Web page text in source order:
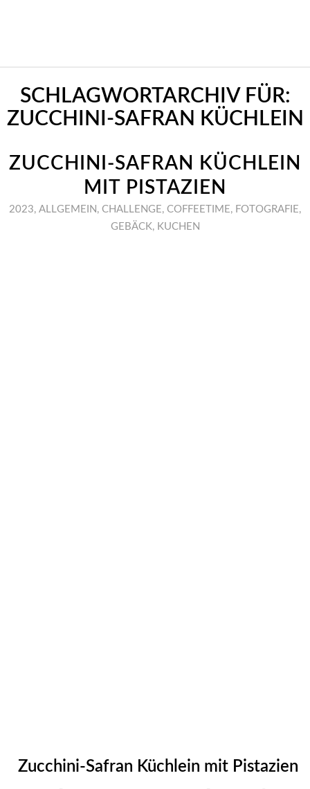
SCHLAGWORTARCHIV FÜR:
ZUCCHINI-SAFRAN KÜCHLEIN
ZUCCHINI-SAFRAN KÜCHLEIN
MIT PISTAZIEN
2023, ALLGEMEIN , CHALLENGE, COFFEETIME, FOTOGRAFIE,
GEBÄCK, KUCHEN
Zucchini-Safran Küchlein mit Pistazien